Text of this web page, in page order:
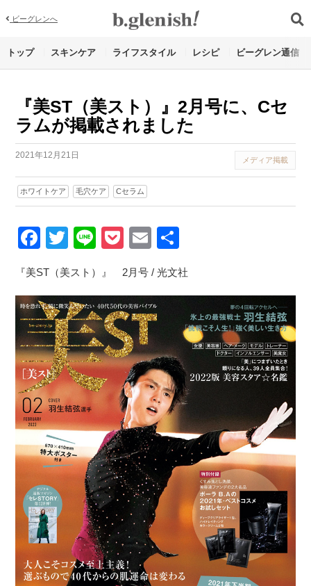
ビーグレンへ
トップ スキンケア ライフスタイル レシピ ビーグレン通信
『美ST（美スト）』2月号に、Cセ
ラムが掲載されました
2021年12月21日 メディア掲載
ホワイトケア 毛穴ケア Cセラム
Facebook
Twitter
LinePocket
Email
『美ST（美スト）』 2月号 / 光文社